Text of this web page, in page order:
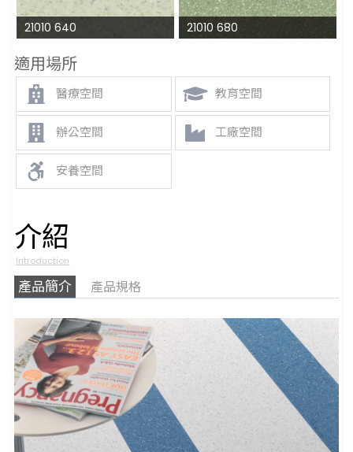
21010 640 21010 680
適用場所
醫療空間 教育空間
辦公空間 工廠空間
安養空間
介紹
Introduction
產品簡介 產品規格